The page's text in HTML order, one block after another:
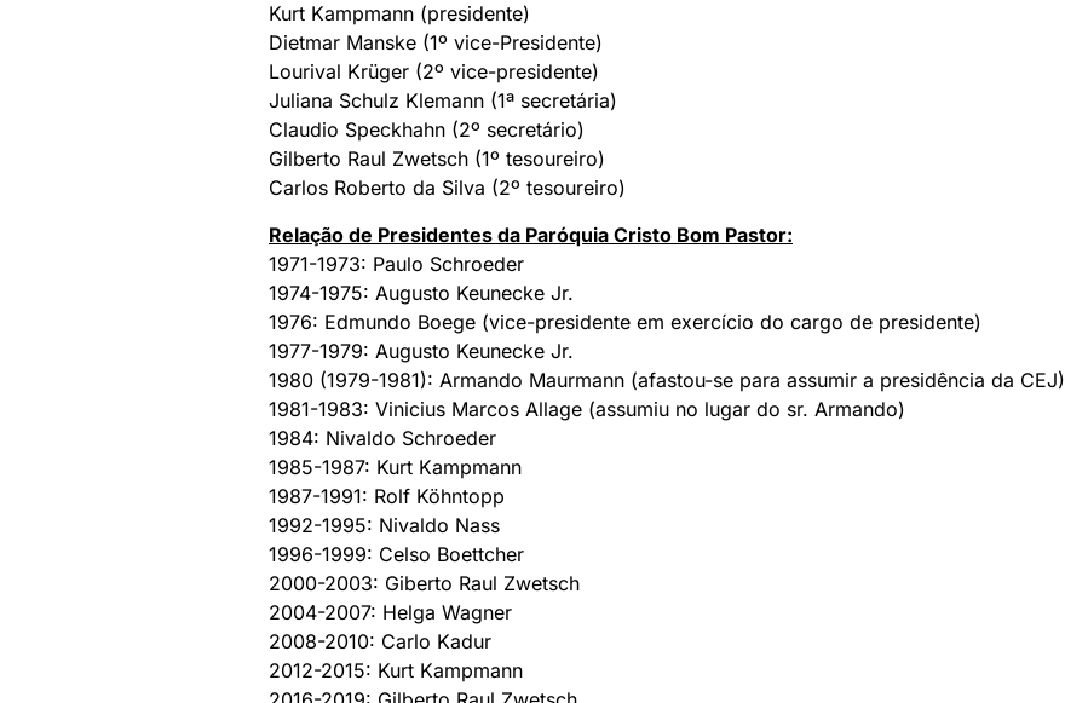
Kurt Kampmann (presidente)
Dietmar Manske (1º vice-Presidente)
Lourival Krüger (2º vice-presidente)
Juliana Schulz Klemann (1ª secretária)
Claudio Speckhahn (2º secretário)
Gilberto Raul Zwetsch (1º tesoureiro)
Carlos Roberto da Silva (2º tesoureiro)
Relação de Presidentes da Paróquia Cristo Bom Pastor:
1971-1973: Paulo Schroeder
1974-1975: Augusto Keunecke Jr.
1976: Edmundo Boege (vice-presidente em exercício do cargo de presidente)
1977-1979: Augusto Keunecke Jr.
1980 (1979-1981): Armando Maurmann (afastou-se para assumir a presidência da CEJ)
1981-1983: Vinicius Marcos Allage (assumiu no lugar do sr. Armando)
1984: Nivaldo Schroeder
1985-1987: Kurt Kampmann
1987-1991: Rolf Köhntopp
1992-1995: Nivaldo Nass
1996-1999: Celso Boettcher
2000-2003: Giberto Raul Zwetsch
2004-2007: Helga Wagner
2008-2010: Carlo Kadur
2012-2015: Kurt Kampmann